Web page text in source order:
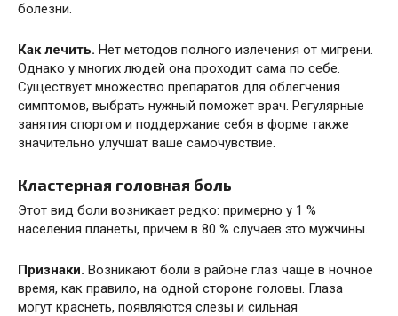
болезни.
Как лечить. Нет методов полного излечения от мигрени.
Однако у многих людей она проходит сама по себе.
Существует множество препаратов для облегчения
симптомов, выбрать нужный поможет врач. Регулярные
занятия спортом и поддержание себя в форме также
значительно улучшат ваше самочувствие.
Кластерная головная боль
Этот вид боли возникает редко: примерно у 1 %
населения планеты, причем в 80 % случаев это мужчины.
Признаки. Возникают боли в районе глаз чаще в ночное
время, как правило, на одной стороне головы. Глаза
могут краснеть, появляются слезы и сильная